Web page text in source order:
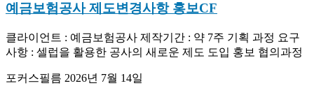
예금보험공사 제도변경사항 홍보CF
클라이언트 : 예금보험공사 제작기간 : 약 7주 기획 과정 요구
사항 : 셀럽을 활용한 공사의 새로운 제도 도입 홍보 협의과정
포커스필름 2026년 7월 14일